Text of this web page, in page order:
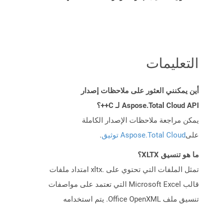
التعليمات
أين يمكنني العثور على ملاحظات إصدار
Aspose.Total Cloud API لـ C++؟
يمكن مراجعة ملاحظات الإصدار الكاملة
علىAspose.Total Cloud توثيق .
ما هو تنسيق XLTX؟
تمثل الملفات التي تحتوي على .xltx امتداد ملفات
قالب Microsoft Excel التي تعتمد على مواصفات
تنسيق ملف Office OpenXML. يتم استخدامه